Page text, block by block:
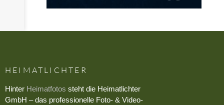
HEIMATLICHTER
Hinter Heimatfotos steht die Heimatlichter
GmbH – das professionelle Foto- & Video-